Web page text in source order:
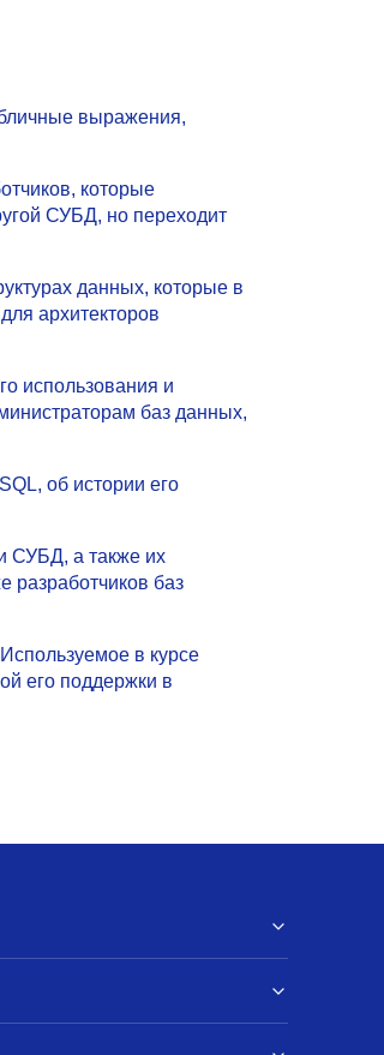
выражения,
которые
СУБД, но переходит
данных, которые в
архитекторов
использования и
баз данных,
об истории его
СУБД, а также их
разработчиков баз
в курсе
его поддержки в